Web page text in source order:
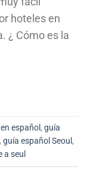
hoteles en
¿ Cómo es la
español , guía
, guía español Seoul ,
a seul